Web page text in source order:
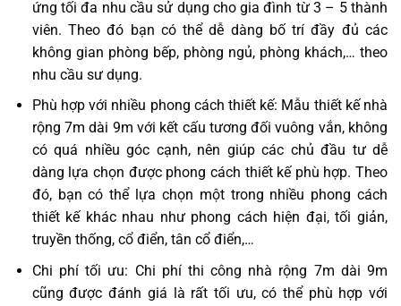
ứng tối đa nhu cầu sử dụng cho gia đình từ 3 – 5 thành
viên. Theo đó bạn có thể dễ dàng bố trí đầy đủ các
không gian phòng bếp, phòng ngủ, phòng khách,… theo
nhu cầu sư dụng.
Phù hợp với nhiều phong cách thiết kế: Mẫu thiết kế nhà
rộng 7m dài 9m với kết cấu tương đối vuông vắn, không
có quá nhiều góc cạnh, nên giúp các chủ đầu tư dễ
dàng lựa chọn được phong cách thiết kế phù hợp. Theo
đó, bạn có thể lựa chọn một trong nhiều phong cách
thiết kế khác nhau như phong cách hiện đại, tối giản,
truyền thống, cổ điển, tân cổ điển,…
Chi phí tối ưu: Chi phí thi công nhà rộng 7m dài 9m
cũng được đánh giá là rất tối ưu, có thể phù hợp với